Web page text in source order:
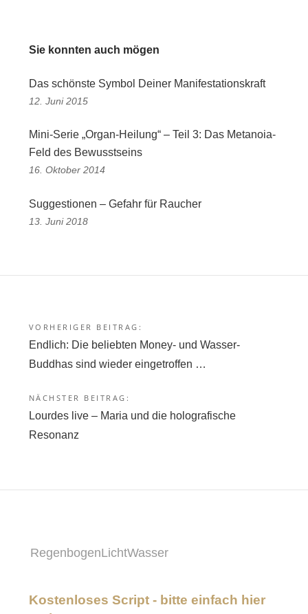
Sie konnten auch mögen
Das schönste Symbol Deiner Manifestationskraft
12. Juni 2015
Mini-Serie „Organ-Heilung“ – Teil 3: Das Metanoia-
Feld des Bewusstseins
16. Oktober 2014
Suggestionen – Gefahr für Raucher
13. Juni 2018
Beitragsnavigation
VORHERIGER BEITRAG:
Endlich: Die beliebten Money- und Wasser-
Buddhas sind wieder eingetroffen …
NÄCHSTER BEITRAG:
Lourdes live – Maria und die holografische
Resonanz
RegenbogenLichtWasser
Kostenloses Script - bitte einfach hier